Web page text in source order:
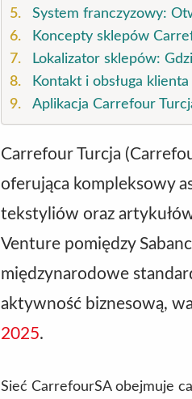
System franczyzowy:
Koncepty sklepów
Lokalizator sklepów:
Kontakt i obsługa klienta
Aplikacja Carrefour
Carrefour Turcja
oferująca kompleksowy
tekstyliów oraz
Venture pomiędzy
międzynarodowe
aktywność biznesową,
2025.
Sieć CarrefourSA obejmuje